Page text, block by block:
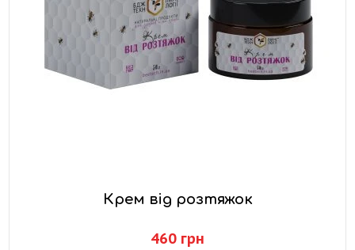
Крем від розтяжок
460 грн